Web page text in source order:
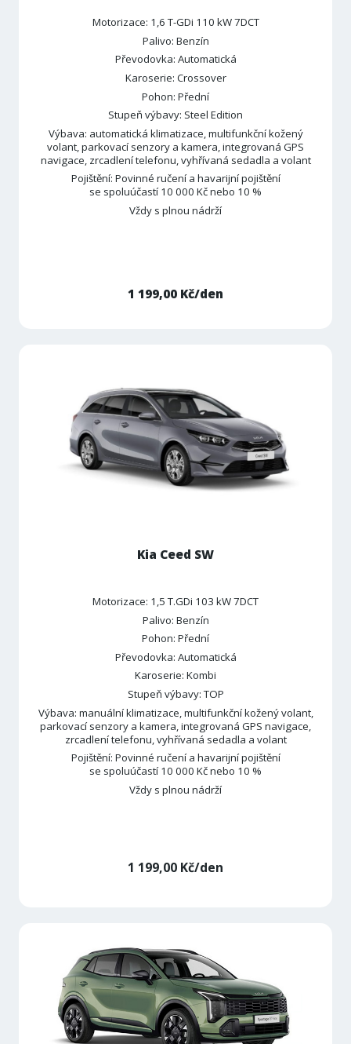
Motorizace: 1,6 T-GDi 110 kW 7DCT
Palivo: Benzín
Převodovka: Automatická
Karoserie: Crossover
Pohon: Přední
Stupeň výbavy: Steel Edition
Výbava: automatická klimatizace, multifunkční kožený
volant, parkovací senzory a kamera, integrovaná GPS
navigace, zrcadlení telefonu, vyhřívaná sedadla a volant
Pojištění: Povinné ručení a havarijní pojištění
se spoluúčastí 10 000 Kč nebo 10 %
Vždy s plnou nádrží
1 199,00 Kč/den
Kia Ceed SW
Motorizace: 1,5 T.GDi 103 kW 7DCT
Palivo: Benzín
Pohon: Přední
Převodovka: Automatická
Karoserie: Kombi
Stupeň výbavy: TOP
Výbava: manuální klimatizace, multifunkční kožený volant,
parkovací senzory a kamera, integrovaná GPS navigace,
zrcadlení telefonu, vyhřívaná sedadla a volant
Pojištění: Povinné ručení a havarijní pojištění
se spoluúčastí 10 000 Kč nebo 10 %
Vždy s plnou nádrží
1 199,00 Kč/den